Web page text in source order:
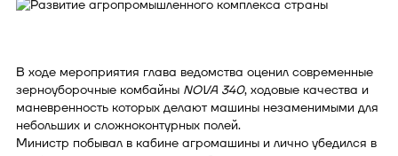
В ходе мероприятия глава ведомства оценил современные
зерноуборочные комбайны NOVA 340, ходовые качества и
маневренность которых делают машины незаменимыми для
небольших и сложноконтурных полей.
Министр побывал в кабине агромашины и лично убедился в